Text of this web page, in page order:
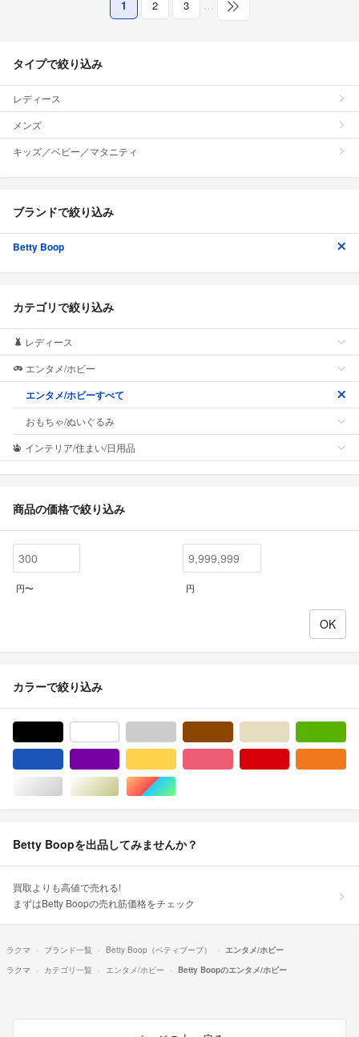
1 2 3 …
タイプで絞り込み
レディース
メンズ
キッズ／ベビー／マタニティ
ブランドで絞り込み
Betty Boop
カテゴリで絞り込み
レディース
エンタメ/ホビー
エンタメ/ホビーすべて
おもちゃ/ぬいぐるみ
インテリア/住まい/日用品
商品の価格で絞り込み
円〜 円
カラーで絞り込み
シルバー/銀色系ゴールド/金色系マルチカラー
Betty Boopを出品してみませんか？
買取よりも高値で売れる!
まずはBetty Boopの売れ筋価格をチェック
ラクマ ブランド一覧 Betty Boop（ベティブープ）
エンタメ/ホビー
ラクマ
カテゴリ一覧 エンタメ/ホビー Betty Boopのエンタメ/ホビー